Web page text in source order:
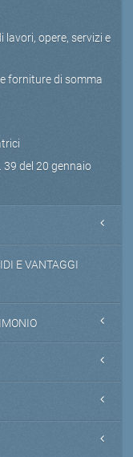
opere, servizi e
forniture di somma
39 del 20 gennaio
E VANTAGGI